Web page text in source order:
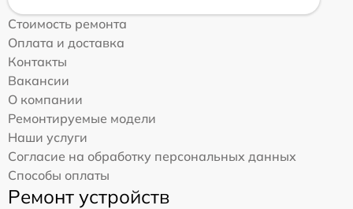
Стоимость ремонта
Оплата и доставка
Контакты
Вакансии
О компании
Ремонтируемые модели
Наши услуги
Согласие на обработку персональных данных
Способы оплаты
Ремонт устройств